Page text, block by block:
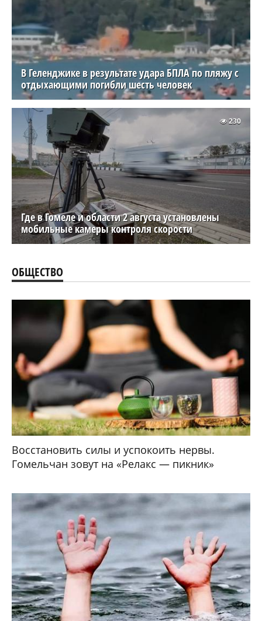
В Геленджике в результате удара БПЛА по пляжу с
отдыхающими погибли шесть человек
Где в Гомеле и области 2 августа установлены
мобильные камеры контроля скорости
230
ОБЩЕСТВО
Восстановить силы и успокоить нервы.
Гомельчан зовут на «Релакс — пикник»